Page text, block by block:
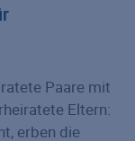
Paare mit
Eltern:
erben die